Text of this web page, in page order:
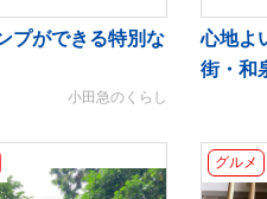
プができる特別な
小田急のくらし
心地よ
街・和
グルメ